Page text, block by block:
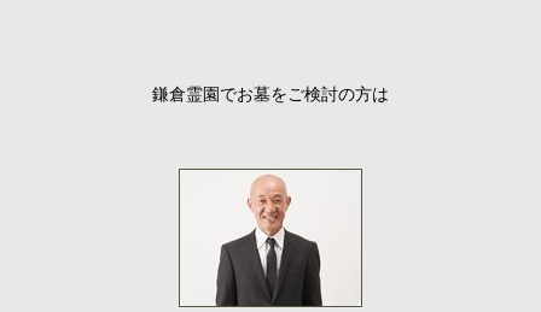
鎌倉霊園でお墓をご検討の方は